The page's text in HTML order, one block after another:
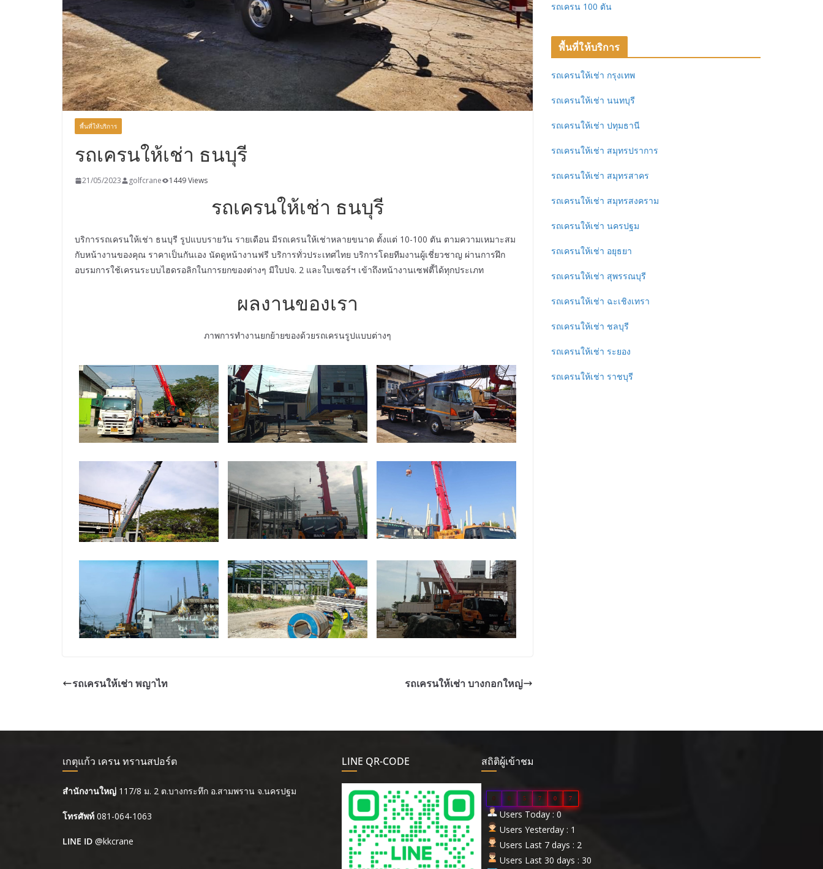
พื้นที่ให้บริการ
รถเครนให้เช่า ธนบุรี
21/05/2023 golfcrane 1449 Views
รถเครนให้เช่า ธนบุรี
บริการรถเครนให้เช่า ธนบุรี รูปแบบรายวัน รายเดือน มีรถเครนให้เช่าหลายขนาด ตั้งแต่ 10-100 ตัน ตามความเหมาะสม
กับหน้างานของคุณ ราคาเป็นกันเอง นัดดูหน้างานฟรี บริการทั่วประเทศไทย บริการโดยทีมงานผู้เชี่ยวชาญ ผ่านการฝึก
อบรมการใช้เครนระบบไฮดรอลิกในการยกของต่างๆ มีใบปจ. 2 และใบเซอร์ฯ เข้าถึงหน้างานเซฟตี้ได้ทุกประเภท
ผลงานของเรา
ภาพการทำงานยกย้ายของด้วยรถเครนรูปแบบต่างๆ
รถเครนให้เช่า พญาไท รถเครนให้เช่า บางกอกใหญ่
รถเครน 100 ตัน
พื้นที่ให้บริการ
รถเครนให้เช่า กรุงเทพ
รถเครนให้เช่า นนทบุรี
รถเครนให้เช่า ปทุมธานี
รถเครนให้เช่า สมุทรปราการ
รถเครนให้เช่า สมุทรสาคร
รถเครนให้เช่า สมุทรสงคราม
รถเครนให้เช่า นครปฐม
รถเครนให้เช่า อยุธยา
รถเครนให้เช่า สุพรรณบุรี
รถเครนให้เช่า ฉะเชิงเทรา
รถเครนให้เช่า ชลบุรี
รถเครนให้เช่า ระยอง
รถเครนให้เช่า ราชบุรี
เกตุแก้ว เครน ทรานสปอร์ต
สำนักงานใหญ่ 117/8 ม. 2 ต.บางกระทึก อ.สามพราน จ.นครปฐม
โทรศัพท์ 081-064-1063
LINE ID @kkcrane
LINE QR-CODE สถิติผู้เข้าชม
0 5 7 0 7
Users Today : 0
Users Yesterday : 1
Users Last 7 days : 2
Users Last 30 days : 30